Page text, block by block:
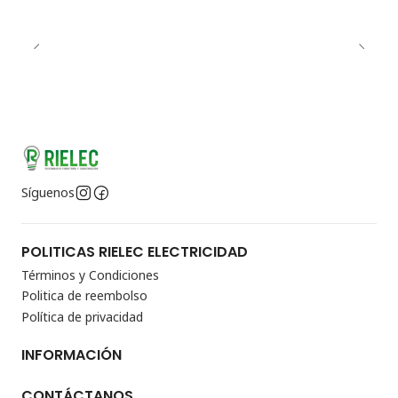
Síguenos
POLITICAS RIELEC ELECTRICIDAD
Términos y Condiciones
Politica de reembolso
Política de privacidad
INFORMACIÓN